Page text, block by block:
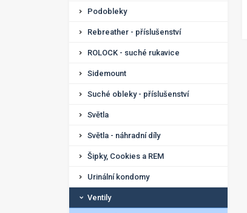
Podobleky
Rebreather - příslušenství
ROLOCK - suché rukavice
Sidemount
Suché obleky - příslušenství
Světla
Světla - náhradní díly
Šipky, Cookies a REM
Urinální kondomy
Ventily